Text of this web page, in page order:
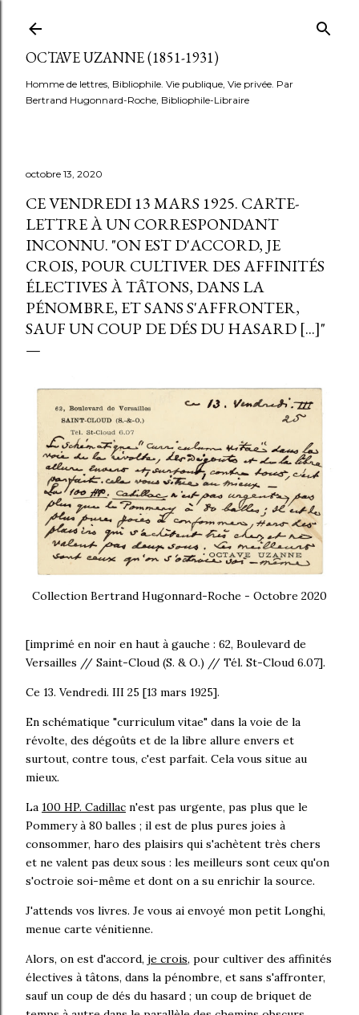
OCTAVE UZANNE (1851-1931)
Homme de lettres, Bibliophile. Vie publique, Vie privée. Par
Bertrand Hugonnard-Roche, Bibliophile-Libraire
octobre 13, 2020
CE VENDREDI 13 MARS 1925. CARTE-
LETTRE À UN CORRESPONDANT
INCONNU. "ON EST D'ACCORD, JE
CROIS, POUR CULTIVER DES AFFINITÉS
ÉLECTIVES À TÂTONS, DANS LA
PÉNOMBRE, ET SANS S'AFFRONTER,
SAUF UN COUP DE DÉS DU HASARD [...]"
Collection Bertrand Hugonnard-Roche - Octobre 2020
[imprimé en noir en haut à gauche : 62, Boulevard de
Versailles // Saint-Cloud (S. & O.) // Tél. St-Cloud 6.07].
Ce 13. Vendredi. III 25 [13 mars 1925].
En schématique "curriculum vitae" dans la voie de la
révolte, des dégoûts et de la libre allure envers et
surtout, contre tous, c'est parfait. Cela vous situe au
mieux.
La 100 HP. Cadillac n'est pas urgente, pas plus que le
Pommery à 80 balles ; il est de plus pures joies à
consommer, haro des plaisirs qui s'achètent très chers
et ne valent pas deux sous : les meilleurs sont ceux qu'on
s'octroie soi-même et dont on a su enrichir la source.
J'attends vos livres. Je vous ai envoyé mon petit Longhi,
menue carte vénitienne.
Alors, on est d'accord, je crois, pour cultiver des affinités
électives à tâtons, dans la pénombre, et sans s'affronter,
sauf un coup de dés du hasard ; un coup de briquet de